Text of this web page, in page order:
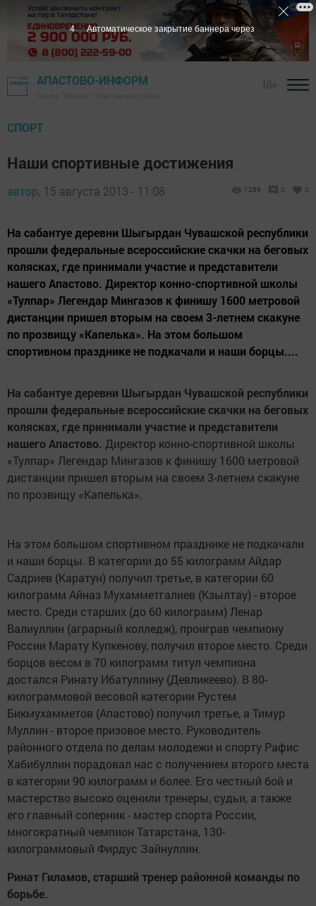
АПАСТОВО-ИНФОРМ
СПОРТ
Наши спортивные достижения
автор, 15 августа 2013 - 11:08 1299 0 0
На сабантуе деревни Шыгырдан Чувашской республики
прошли федеральные всероссийские скачки на беговых
колясках, где принимали участие и представители
нашего Апастово. Директор конно-спортивной школы
«Тулпар» Легендар Мингазов к финишу 1600 метровой
дистанции пришел вторым на своем 3-летнем скакуне
по прозвищу «Капелька». На этом большом
спортивном празднике не подкачали и наши борцы....
На сабантуе деревни Шыгырдан Чувашской республики
прошли федеральные всероссийские скачки на беговых
колясках, где принимали участие и представители
нашего Апастово. Директор конно-спортивной школы
«Тулпар» Легендар Мингазов к финишу 1600 метровой
дистанции пришел вторым на своем 3-летнем скакуне
по прозвищу «Капелька».
На этом большом спортивном празднике не подкачали
и наши борцы. В категории до 55 килограмм Айдар
Садриев (Каратун) получил третье, в категории 60
килограмм Айназ Мухамметгалиев (Кзылтау) - второе
место. Среди старших (до 60 килограмм) Ленар
Валиуллин (аграрный колледж), проиграв чемпиону
России Марату Купкенову, получил второе место. Среди
борцов весом в 70 килограмм титул чемпиона
достался Ринату Ибатуллину (Девликеево). В 80-
килограммовой весовой категории Рустем
Бикмухамметов (Апастово) получил третье, а Тимур
Муллин - второе призовое место. Руководитель
районного отдела по делам молодежи и спорту Рафис
Хабибуллин порадовал нас с получением второго места
в категории 90 килограмм и более. Его честный бой и
мастерство высоко оценили тренеры, судьи, а также
его главный соперник - мастер спорта России,
многократный чемпион Татарстана, 130-
килограммовый Фирдус Зайнуллин.
Ринат Гиламов, старший тренер районной команды по
борьбе.
3 Автоматическое закрытие баннера через